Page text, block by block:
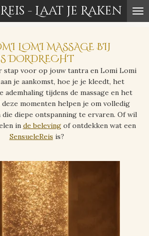
- Laat je Raken
LOMI MASSAGE BIJ
DORDRECHT
stap voor op jouw tantra en Lomi Lomi
je aankomst, hoe je je kleedt, het
ademhaling tijdens de massage en het
deze momenten helpen je om volledig
die diepe ontspanning te ervaren. Of wil
in de belevingof ontdekken wat een
SensueleReis is?